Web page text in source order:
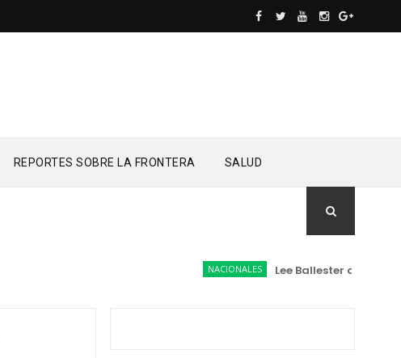
REPORTES SOBRE LA FRONTERA SALUD
NACIONALES Lee Ballester a los que se